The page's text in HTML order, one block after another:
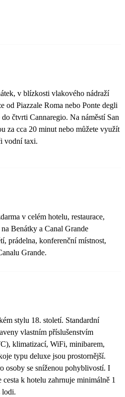
v blízkosti vlakového nádraží
od Piazzale Roma nebo Ponte degli
čtvrti Cannaregio. Na náměstí San
za cca 20 minut nebo můžete využít
vodní taxi.
v celém hotelu, restaurace,
Benátky a Canal Grande
prádelna, konferenční místnost,
Grande.
stylu 18. století. Standardní
vlastním příslušenstvím
klimatizací, WiFi, minibarem,
typu deluxe jsou prostornější.
osoby se sníženou pohyblivostí. I
k hotelu zahrnuje minimálně 1
lodi.